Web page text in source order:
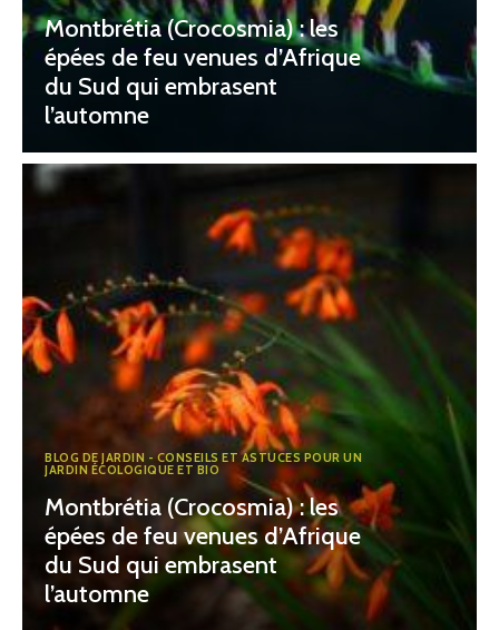
Montbrétia (Crocosmia) : les
épées de feu venues d’Afrique
du Sud qui embrasent
l’automne
BLOG DE JARDIN - CONSEILS ET ASTUCES POUR UN
JARDIN ÉCOLOGIQUE ET BIO
Montbrétia (Crocosmia) : les
épées de feu venues d’Afrique
du Sud qui embrasent
l’automne